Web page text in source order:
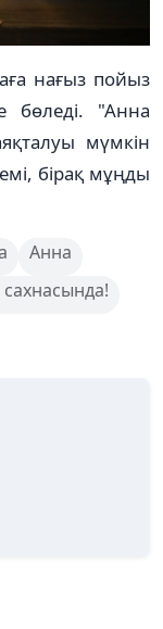
нағыз пойыз
бөледі. "Анна
мүмкін
бірақ мұңды
Анна